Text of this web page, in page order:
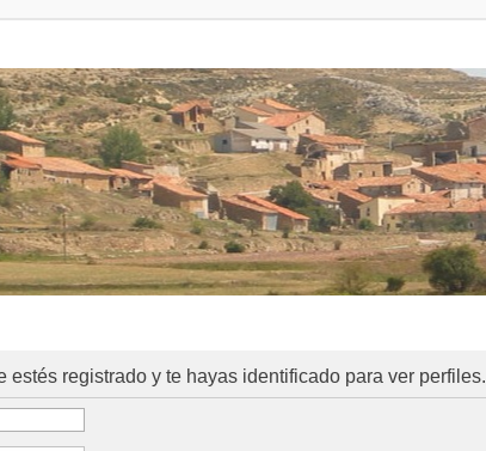
estés registrado y te hayas identificado para ver perfiles.